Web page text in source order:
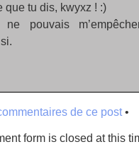
que tu dis, kwyxz ! :)
pouvais
de ce post•
form is closed at this